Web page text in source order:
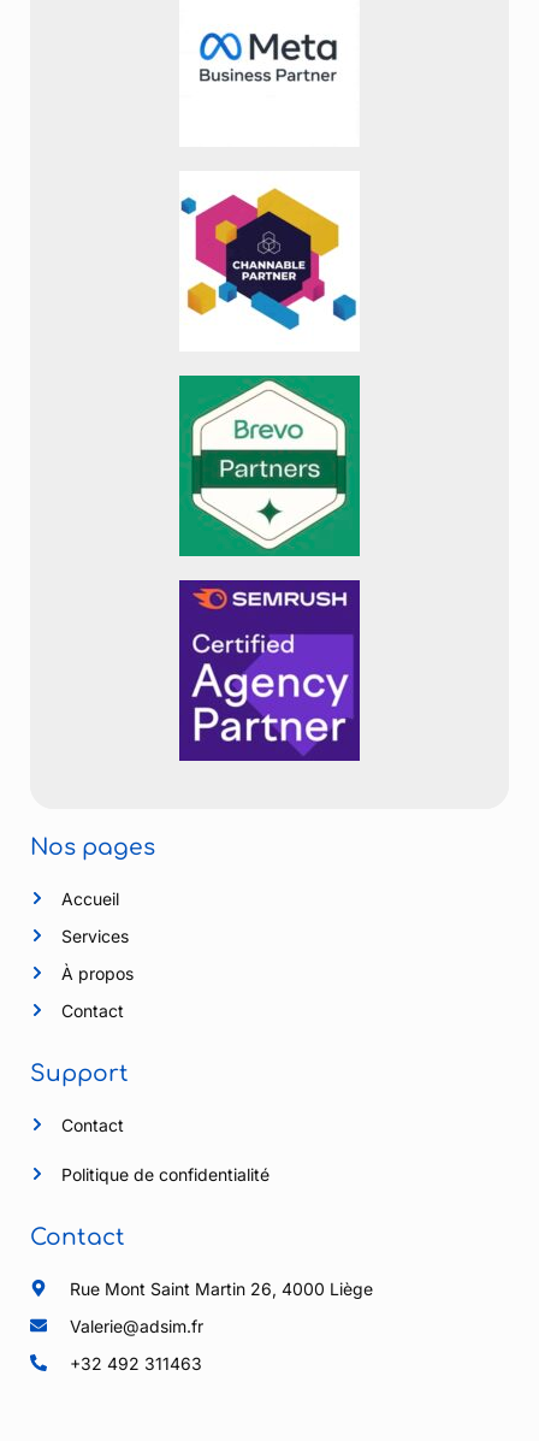
Nos pages
Accueil
Services
À propos
Contact
Support
Contact
Politique de confidentialité
Contact
Rue Mont Saint Martin 26, 4000 Liège
Valerie@adsim.fr
+32 492 311463